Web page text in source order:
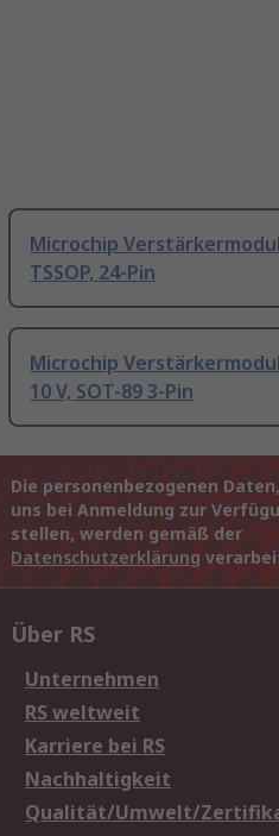
Microchip Verstärkermodul
TSSOP, 24-Pin
Microchip
10 V, SOT-89 3-Pin
Die personenbezogenen
uns bei Anmeldung zur
stellen, werden gemäß der
Datenschutzerklärung
Über RS
Unternehmen
RS weltweit
Karriere bei RS
Nachhaltigkeit
Qualität/Umwelt/